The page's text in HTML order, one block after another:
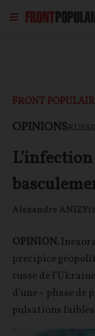
FRONT
OPINIONS
Alexandre ANIZY
OPINION.
précipice
russe de
d’une « phase de
pulsations faibles